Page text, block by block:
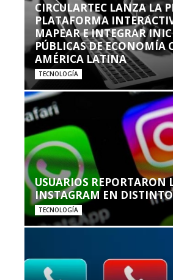
CIRCULARTEC LANZA LA
PLATAFORMA
MAPEAR E INTEGRAR
PÚBLICAS DE ECONOMÍA
AMÉRICA LATINA
TECNOLOGÍA
USUARIOS REPORTARON
INSTAGRAM EN
TECNOLOGÍA